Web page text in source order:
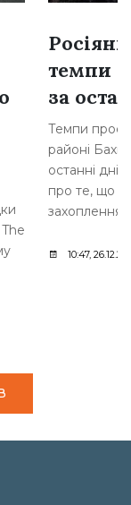
темпи
за
Темпи
районі
останні
про те, що
захоплення
10:47,